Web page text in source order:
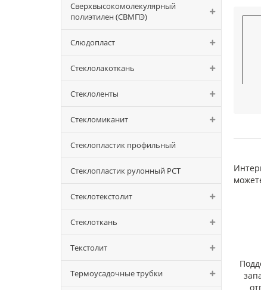
Сверхвысокомолекулярный
полиэтилен (СВМПЭ)
Слюдопласт
Стеклолакоткань
Стеклоленты
Стекломиканит
Стеклопластик профильный
Стеклопластик рулонный РСТ
Стеклотекстолит
Стеклоткань
Текстолит
Термоусадочные трубки
-
-